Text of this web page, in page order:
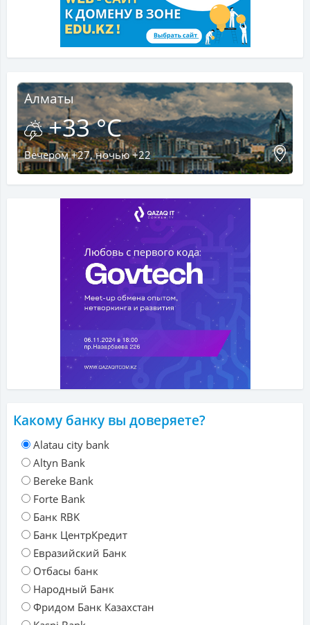
Алматы
+33 °C
Вечером +27, ночью +22
Какому банку вы доверяете?
Alatau city bank
Altyn Bank
Bereke Bank
Forte Bank
Банк RBK
Банк ЦентрКредит
Евразийский Банк
Отбасы банк
Народный Банк
Фридом Банк Казахстан